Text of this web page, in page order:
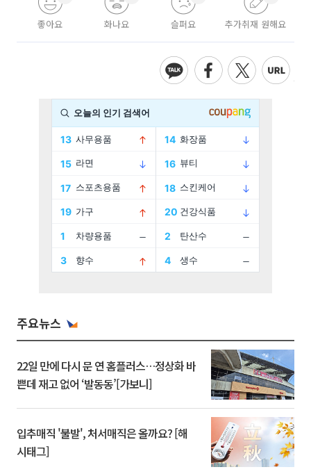
좋아요 화나요 슬퍼요 추가취재 원해요
주요뉴스
22일 만에 다시 문 연 홈플러스…정상화 바
쁜데 재고 없어 ‘발동동’[가보니]
입추매직 '불발', 처서매직은 올까요? [해
시태그]